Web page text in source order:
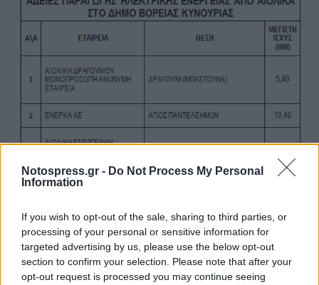
Notospress.gr - Do Not Process My Personal
Information
If you wish to opt-out of the sale, sharing to third parties, or
processing of your personal or sensitive information for
targeted advertising by us, please use the below opt-out
section to confirm your selection. Please note that after your
opt-out request is processed you may continue seeing